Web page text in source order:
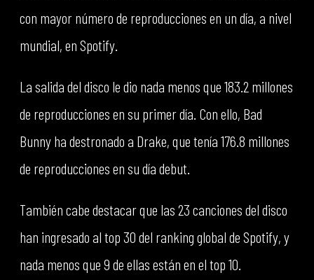
con mayor número de reproducciones en un día, a nivel
mundial, en Spotify.
La salida del disco le dio nada menos que 183.2 millones
de reproducciones en su primer día. Con ello, Bad
Bunny ha destronado a Drake, que tenía 176.8 millones
de reproducciones en su día debut.
También cabe destacar que las 23 canciones del disco
han ingresado al top 30 del ranking global de Spotify, y
nada menos que 9 de ellas están en el top 10.